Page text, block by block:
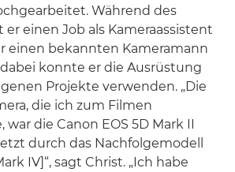
Während des
einen Job als Kameraassistent
einen bekannten Kameramann
konnte er die Ausrüstung
Projekte verwenden. „Die
die ich zum Filmen
die Canon EOS 5D Mark II
durch das Nachfolgemodell
IV]“, sagt Christ. „Ich habe